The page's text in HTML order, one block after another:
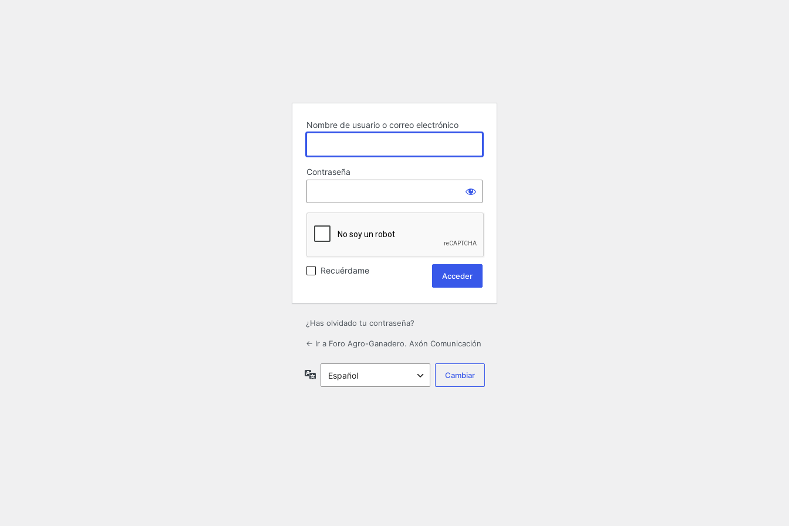
Nombre de usuario o correo electrónico
Contraseña
Recuérdame
¿Has olvidado tu contraseña?
← Ir a Foro Agro-Ganadero. Axón Comunicación
Idioma